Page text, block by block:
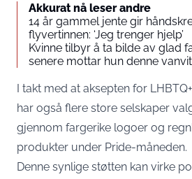
Akkurat nå leser andre
14 år gammel jente gir
flyvertinnen: ‘Jeg trenger hjelp’
Kvinne tilbyr å ta bilde av glad
senere mottar hun denne
I takt med at aksepten for
har også flere store selskaper
gjennom fargerike logoer og
produkter under Pride-måneden.
Denne synlige støtten kan virke